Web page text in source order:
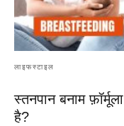
लाइफस्टाइल
स्तनपान बनाम
है?